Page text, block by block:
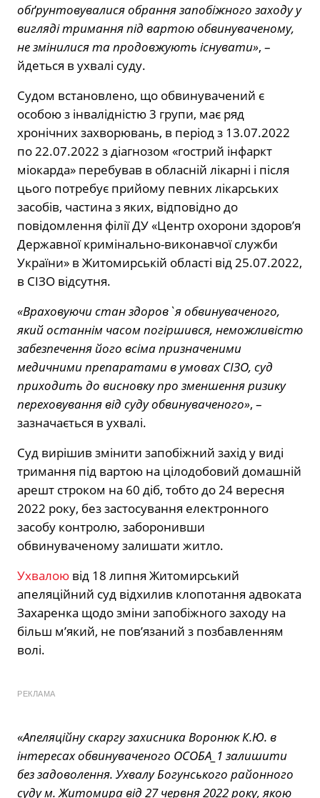
обґрунтовувалися обрання запобіжного заходу у
вигляді тримання під вартою обвинуваченому,
не змінилися та продовжують існувати», –
йдеться в ухвалі суду.
Судом встановлено, що обвинувачений є
особою з інвалідністю 3 групи, має ряд
хронічних захворювань, в період з 13.07.2022
по 22.07.2022 з діагнозом «гострий інфаркт
міокарда» перебував в обласній лікарні і після
цього потребує прийому певних лікарських
засобів, частина з яких, відповідно до
повідомлення філії ДУ «Центр охорони здоров’я
Державної кримінально-виконавчої служби
України» в Житомирській області від 25.07.2022,
в СІЗО відсутня.
«Враховуючи стан здоров`я обвинуваченого,
який останнім часом погіршився, неможливістю
забезпечення його всіма призначеними
медичними препаратами в умовах СІЗО, суд
приходить до висновку про зменшення ризику
переховування від суду обвинуваченого», –
зазначається в ухвалі.
Суд вирішив змінити запобіжний захід у виді
тримання під вартою на цілодобовий домашній
арешт строком на 60 діб, тобто до 24 вересня
2022 року, без застосування електронного
засобу контролю, заборонивши
обвинуваченому залишати житло.
Ухвалою від 18 липня Житомирський
апеляційний суд відхилив клопотання адвоката
Захаренка щодо зміни запобіжного заходу на
більш м’який, не пов’язаний з позбавленням
волі.
РЕКЛАМА
«Апеляційну скаргу захисника Воронюк К.Ю. в
інтересах обвинуваченого ОСОБА_1 залишити
без задоволення. Ухвалу Богунського районного
суду м. Житомира від 27 червня 2022 року, якою